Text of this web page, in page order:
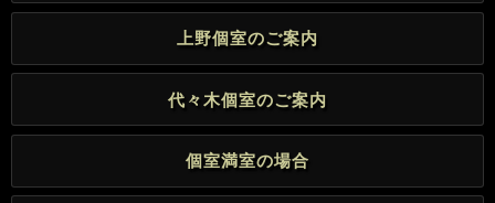
上野個室のご案内
代々木個室のご案内
個室満室の場合